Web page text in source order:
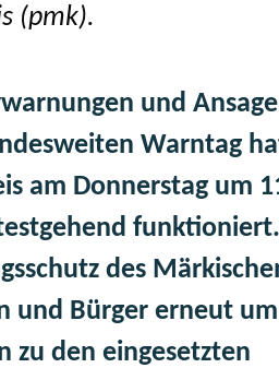
(pmk).
und
Warntag
am Donnerstag um
des
und Bürger erneut um
zu den eingesetzten